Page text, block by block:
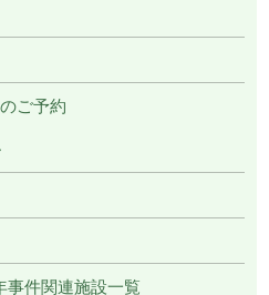
ご予約
事件関連施設一覧